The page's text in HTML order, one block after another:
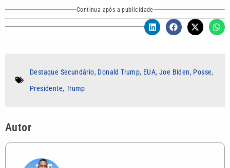
Continua após a publicidade
Destaque Secundário, Donald Trump, EUA,Joe Biden, Posse,
Presidente, Trump
Autor